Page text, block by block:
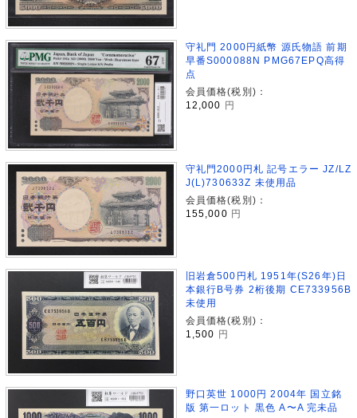
守礼門 2000円紙幣 源氏物語 前期
早番S000088N PMG67EPQ高得
点
会員価格(税別)：
12,000 円
守礼門2000円札 記号エラー JZ/LZ
J(L)730633Z 未使用品
会員価格(税別)：
155,000 円
旧岩倉500円札 1951年(S26年)日
本銀行B号券 2桁後期 CE733956B
未使用
会員価格(税別)：
1,500 円
野口英世 1000円 2004年 国立銘
版 第一ロット 黒色 A〜A 完未品